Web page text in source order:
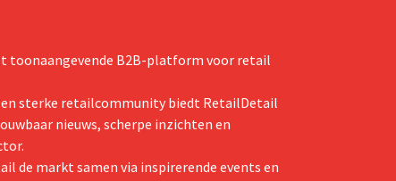
toonaangevende B2B-platform voor retail
sterke retailcommunity biedt RetailDetail
nieuws, scherpe inzichten en
de markt samen via inspirerende events en